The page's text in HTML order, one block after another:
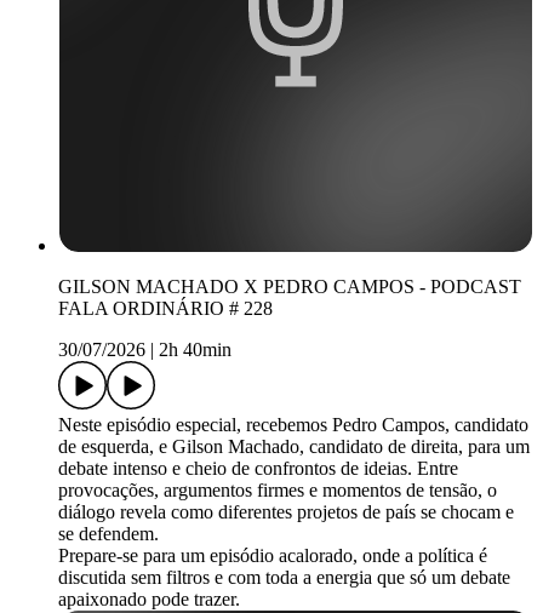
GILSON MACHADO X PEDRO CAMPOS - PODCAST
FALA ORDINÁRIO # 228
30/07/2026 | 2h 40min
Neste episódio especial, recebemos Pedro Campos, candidato
de esquerda, e Gilson Machado, candidato de direita, para um
debate intenso e cheio de confrontos de ideias. Entre
provocações, argumentos firmes e momentos de tensão, o
diálogo revela como diferentes projetos de país se chocam e
se defendem.
Prepare-se para um episódio acalorado, onde a política é
discutida sem filtros e com toda a energia que só um debate
apaixonado pode trazer.